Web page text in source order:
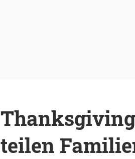
Thanksgiving
teilen